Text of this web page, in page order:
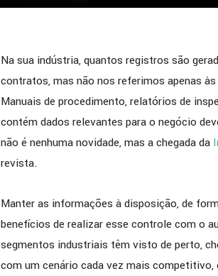
Na sua indústria, quantos registros são
contratos, mas não nos referimos apenas
Manuais de procedimento, relatórios de
contém dados relevantes para o negócio
não é nenhuma novidade, mas a chegada da
revista.
Manter as informações à disposição, de
benefícios de realizar esse controle com o
segmentos industriais têm visto de perto,
com um cenário cada vez mais